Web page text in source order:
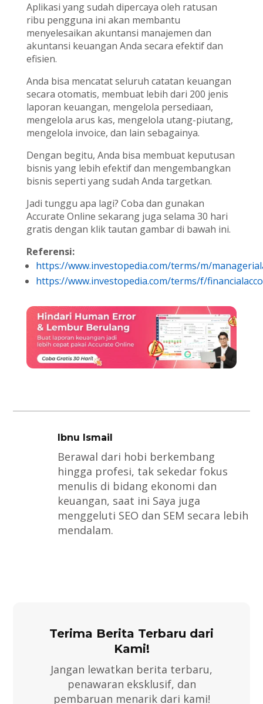
Aplikasi yang sudah dipercaya oleh ratusan
ribu pengguna ini akan membantu
menyelesaikan akuntansi manajemen dan
akuntansi keuangan Anda secara efektif dan
efisien.
Anda bisa mencatat seluruh catatan keuangan
secara otomatis, membuat lebih dari 200 jenis
laporan keuangan, mengelola persediaan,
mengelola arus kas, mengelola utang-piutang,
mengelola invoice, dan lain sebagainya.
Dengan begitu, Anda bisa membuat keputusan
bisnis yang lebih efektif dan mengembangkan
bisnis seperti yang sudah Anda targetkan.
Jadi tunggu apa lagi? Coba dan gunakan
Accurate Online sekarang juga selama 30 hari
gratis dengan klik tautan gambar di bawah ini.
Referensi:
https://www.investopedia.com/terms/m/
https://www.investopedia.com/terms/f/
Ibnu Ismail
Berawal dari hobi berkembang
hingga profesi, tak sekedar fokus
menulis di bidang ekonomi dan
keuangan, saat ini Saya juga
menggeluti SEO dan SEM secara lebih
mendalam.
Terima Berita Terbaru dari
Kami!
Jangan lewatkan berita terbaru,
penawaran eksklusif, dan
pembaruan menarik dari kami!